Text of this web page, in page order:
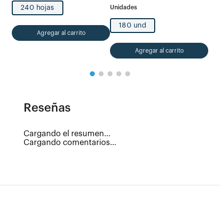
240 hojas
Agregar al carrito
180 und
Agregar al carrito
Reseñas
Cargando el resumen…
Cargando comentarios…